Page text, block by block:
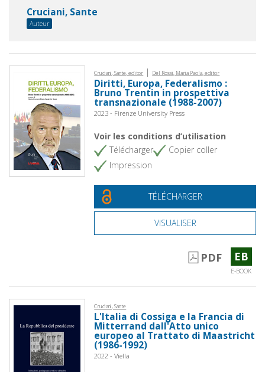
Cruciani, Sante
Auteur
Cruciani, Sante, editor | Del Rossi, Maria Paola, editor
Diritti, Europa, Federalismo :
Bruno Trentin in prospettiva
transnazionale (1988-2007)
2023 - Firenze University Press
Voir les conditions d’utilisation
Télécharger
Copier coller
Impression
TÉLÉCHARGER
VISUALISER
PDF EB
E-BOOK
Cruciani, Sante
L'Italia di Cossiga e la Francia di
Mitterrand dall'Atto unico
europeo al Trattato di Maastricht
(1986-1992)
2022 - Viella